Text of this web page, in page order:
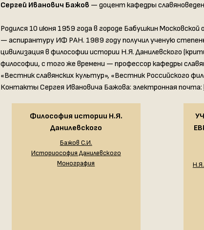
Сергей Иванович Бажов — доцент кафедры
Родился 10 июня 1959 года в городе Бабушкин
— аспирантуру ИФ РАН. 1989 году получил ученую
цивилизация в философии истории Н.Я. Данилевского
философии, с того же времени — профессор кафедры
«Вестник славянских культур», «Вестник Российского
Контакты Сергея Ивановича Бажова: электронная почта:
Философия истории Н.Я.
Данилевского
Бажов С.И.
Историософия Данилевского
Монография